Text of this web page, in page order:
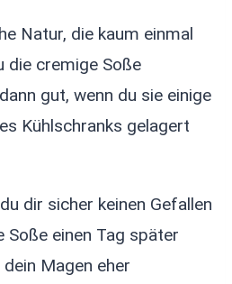
Natur, die kaum einmal
die cremige Soße
gut, wenn du sie einige
Kühlschranks gelagert
dir sicher keinen Gefallen
Soße einen Tag später
Magen eher